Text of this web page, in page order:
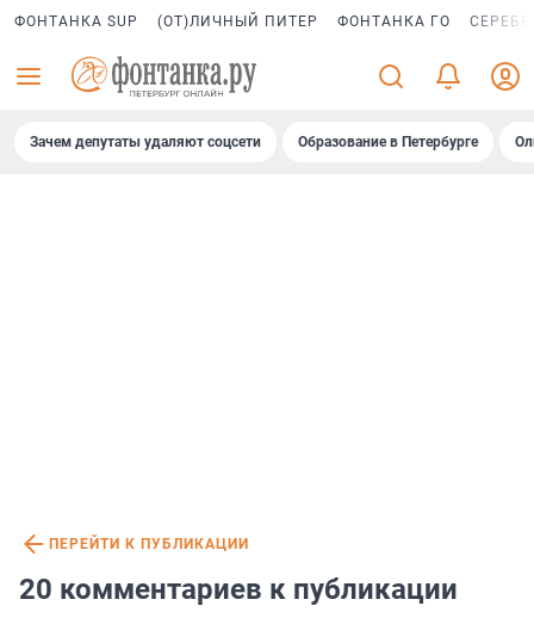
ФОНТАНКА SUP (ОТ)ЛИЧНЫЙ ПИТЕР ФОНТАНКА ГО
Зачем депутаты удаляют соцсети Образование в Петербурге
ПЕРЕЙТИ К ПУБЛИКАЦИИ
20 комментариев к публикации